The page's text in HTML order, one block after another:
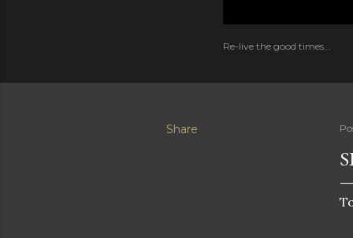
Re-live the good times...
Share